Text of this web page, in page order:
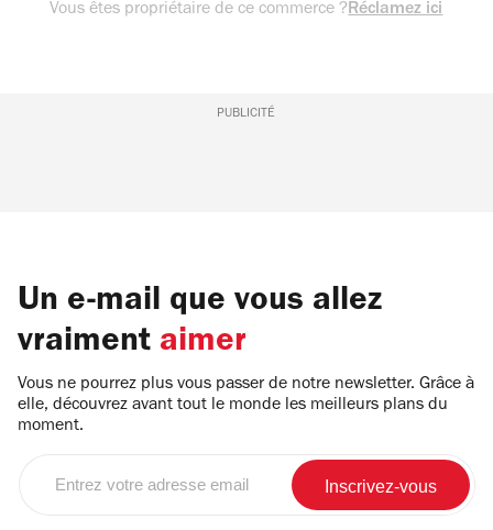
Vous êtes propriétaire de ce commerce ?Réclamez ici
PUBLICITÉ
Un e-mail que vous allez
vraiment aimer
Vous ne pourrez plus vous passer de notre newsletter. Grâce à
elle, découvrez avant tout le monde les meilleurs plans du
moment.